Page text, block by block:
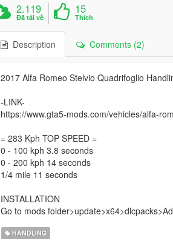
2.119
Đã tải về
15
Thích
Description Comments (2)
2017 Alfa Romeo Stelvio Quadrifoglio
-LINK-
https://www.gta5-mods.com/vehicles/alfa-
= 283 Kph TOP SPEED =
0 - 100 kph 3.8 seconds
0 - 200 kph 14 seconds
1/4 mile 11 seconds
INSTALLATION
Go to mods
HANDLING